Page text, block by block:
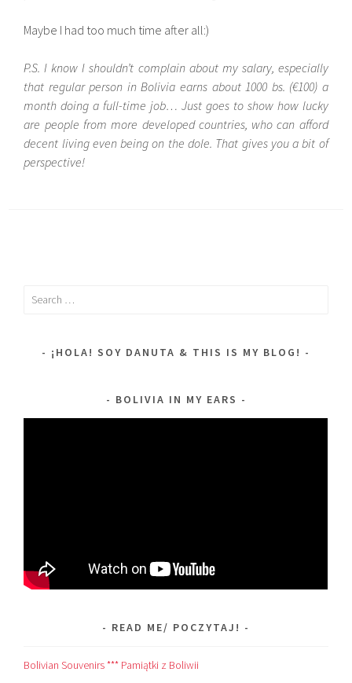
Maybe I had too much time after all:)
P.S. I know I shouldn’t complain about my salary, especially
that regular person in Bolivia earns about 1000 bs. (€100) a
month doing a full-time job… Just goes to show how lucky
are people from more developed countries, who can afford
decent living even being on the dole. That gives you a bit of
perspective!
Search
¡HOLA! SOY DANUTA & THIS IS MY BLOG!
BOLIVIA IN MY EARS
READ ME/ POCZYTAJ!
Bolivian Souvenirs *** Pamiątki z Boliwii